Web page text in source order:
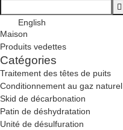
English
Maison
Produits vedettes
Catégories
Traitement des têtes de puits
Conditionnement au gaz naturel
Skid de décarbonation
Patin de déshydratation
Unité de désulfuration